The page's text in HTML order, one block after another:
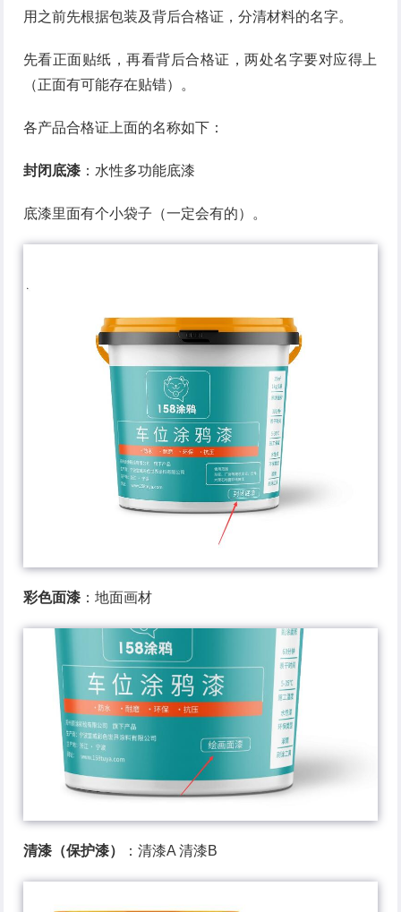
用之前先根据包装及背后合格证，分清材料的名字。
先看正面贴纸，再看背后合格证，两处名字要对应得上
（正面有可能存在贴错）。
各产品合格证上面的名称如下：
封闭底漆 ：水性多功能底漆
底漆里面有个小袋子（一定会有的）。
彩色面漆 ：地面画材
清漆（保护漆） ：清漆A 清漆B